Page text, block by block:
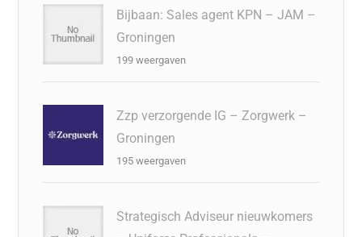
Bijbaan: Sales agent KPN – JAM –
Groningen
199 weergaven
Zzp verzorgende IG – Zorgwerk –
Groningen
195 weergaven
Strategisch Adviseur nieuwkomers